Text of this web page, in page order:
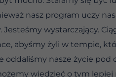
nasz program uczy
wystarczający.
abyśmy żyli w tempie,
nasze życie pod
wiedzieć o tym lepiej